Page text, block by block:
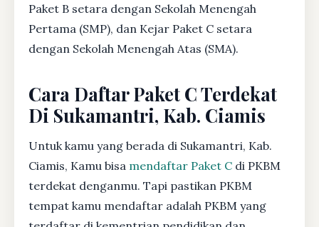
Paket B setara dengan Sekolah Menengah
Pertama (SMP), dan Kejar Paket C setara
dengan Sekolah Menengah Atas (SMA).
Cara Daftar Paket C Terdekat
Di Sukamantri, Kab. Ciamis
Untuk kamu yang berada di Sukamantri, Kab.
Ciamis, Kamu bisa mendaftar Paket C di PKBM
terdekat denganmu. Tapi pastikan PKBM
tempat kamu mendaftar adalah PKBM yang